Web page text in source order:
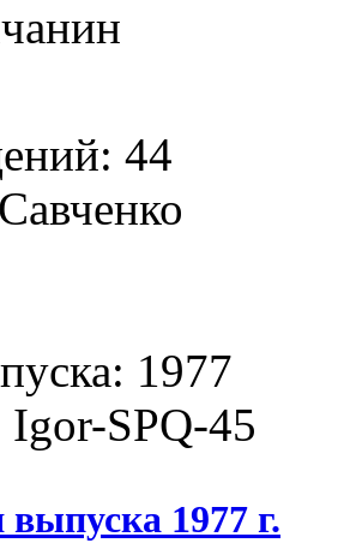
44
1977
SPQ-45
1977 г.